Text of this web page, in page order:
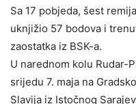
Sa 17 pobjeda, šest
uknjižio 57 bodova i
zaostatka iz BSK-a.
U narednom kolu Rudar-
srijedu 7. maja na
Slavija iz Istočnog